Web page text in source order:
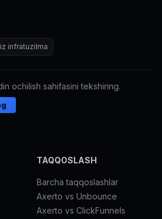
infratuzilma
ochilish sahifasini tekshiring.
TAQQOSLASH
Barcha taqqoslashlar
Axerto vs Unbounce
Axerto vs ClickFunnels